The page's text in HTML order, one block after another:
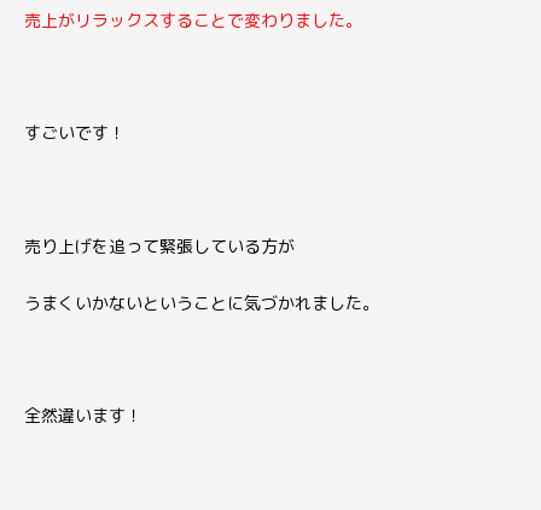
売上がリラックスすることで変わりました。
すごいです！
売り上げを追って緊張している方が
うまくいかないということに気づかれました。
全然違います！